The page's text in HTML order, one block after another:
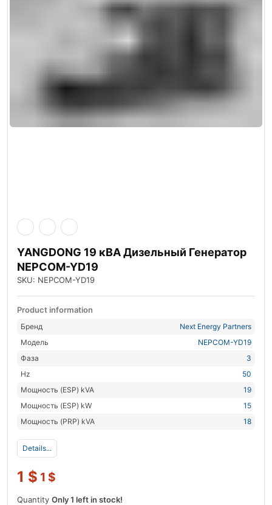
YANGDONG 19 кВА Дизельный Генератор
NEPCOM-YD19
SKU: NEPCOM-YD19
Product information
Бренд
Next Energy Partners
Модель
NEPCOM-YD19
Фаза
3
Hz
50
Мощность (ESP) kVA
19
Мощность (ESP) kW
15
Мощность (PRP) kVA
18
Details...
1 $ 1 $
Quantity Only 1 left in stock!